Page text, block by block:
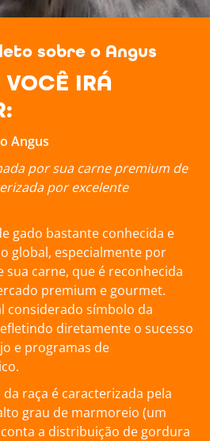
sobre o Angus
VOCÊ IRÁ
Angus
por sua carne premium de
por excelente
gado bastante conhecida e
global, especialmente por
sua carne, que é reconhecida
premium e gourmet.
considerado símbolo da
diretamente o sucesso
e programas de
raça é caracterizada pela
grau de marmoreio (um
a distribuição de gordura